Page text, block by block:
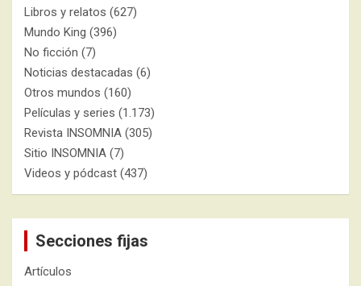
Libros y relatos (627)
Mundo King (396)
No ficción (7)
Noticias destacadas (6)
Otros mundos (160)
Películas y series (1.173)
Revista INSOMNIA (305)
Sitio INSOMNIA (7)
Videos y pódcast (437)
Secciones fijas
Artículos